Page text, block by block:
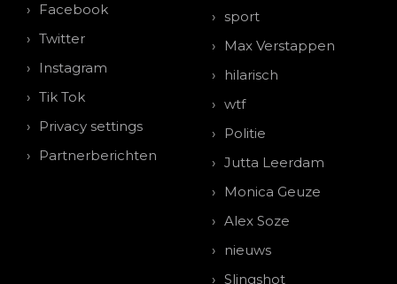
Facebook
Twitter
Instagram
Tik Tok
Privacy settings
Partnerberichten
sport
Max Verstappen
hilarisch
wtf
Politie
Jutta Leerdam
Monica Geuze
Alex Soze
nieuws
Slingshot